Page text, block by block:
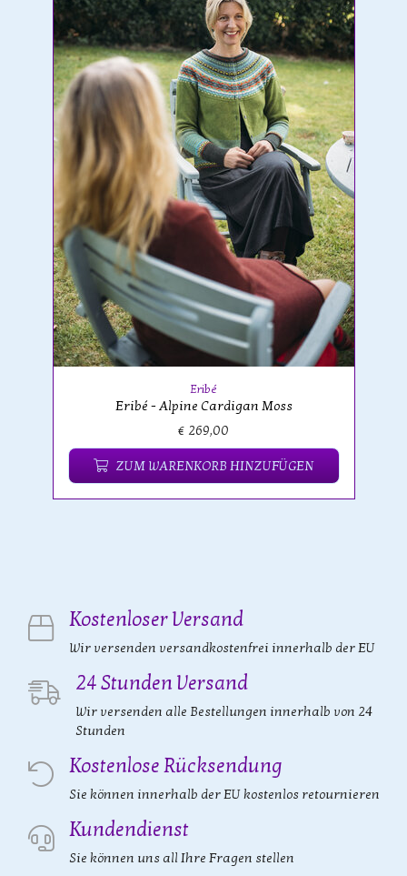
Eribé
Eribé - Alpine Cardigan Moss
€ 269,00
ZUM WARENKORB HINZUFÜGEN
Kostenloser Versand
Wir versenden versandkostenfrei innerhalb der EU
24 Stunden Versand
Wir versenden alle Bestellungen innerhalb von 24
Stunden
Kostenlose Rücksendung
Sie können innerhalb der EU kostenlos retournieren
Kundendienst
Sie können uns all Ihre Fragen stellen